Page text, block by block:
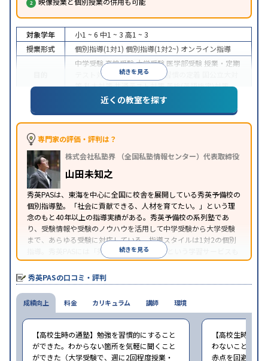
続きを見る
対象学年 小1 ~ 6 中1 ~ 3 高1 ~ 3
授業形式
個別指導(1対1) 個別指導(1対2~) オンライン指導
中学受験高校受験大学受験 医学部受験 授業・定期
テスト対策
内申点対策 学習習慣の定着
策私大対策共通テスト対策英検(英語検定)対策
特徴
入塾に学力基準あり授業の振替可能
ブレットを利用オンライン対応1科目から受講可能
季節講習のみの受講可自習室あり
※2024年6月調査。大学受験塾・予備校のアンケート調査方法
近くの教室を探す
専門家の評価・評判は？
株式会社私塾界 （全国私塾情報センター）代表取締役
山田未知之
秀英PASは、東海を中心に全国に校舎を展開している秀英予備校の
個別指導塾。「社会に貢献できる、人材を育てたい。」という理
念のもと40年以上の指導実績がある。秀英予備校の系列塾であ
り、受験情報や受験のノウハウを活用して中学受験から大学受験
まで、あらゆる受験に対応している。指導スタイルは1対2の個別
指導。秀英PASには「秀英PASオンライン」という学習サービスも
あり、自宅からも受講できる。
続きを見る
秀英PASの口コミ・評判
成績向上
【高校生時の通塾】勉強を習慣的にすること
ができた。わからない箇所を気軽に聞くこと
ができた（大学受験で、週に2回程度授業・
【高校生時の通
わないことがあ
赤点を回避でき
料金 カリキュラム 講師 環境